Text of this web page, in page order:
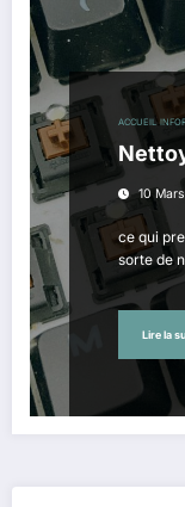
ACCUEIL
10
ce qui
sorte de
Lire la